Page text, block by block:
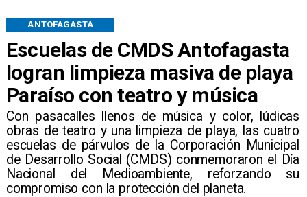
Escuelas de CMDS Antofagasta
logran limpieza masiva de playa
Paraíso con teatro y música
​Con pasacalles llenos de música y color, lúdicas
obras de teatro y una limpieza de playa, las cuatro
escuelas de párvulos de la Corporación Municipal
de Desarrollo Social (CMDS) conmemoraron el Día
Nacional del Medioambiente, reforzando su
compromiso con la protección del planeta.
ANTOFAGASTA